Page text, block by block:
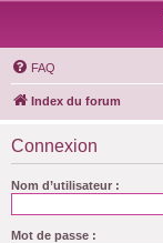
FAQ
Index du forum
Connexion
Nom d’utilisateur :
Mot de passe :